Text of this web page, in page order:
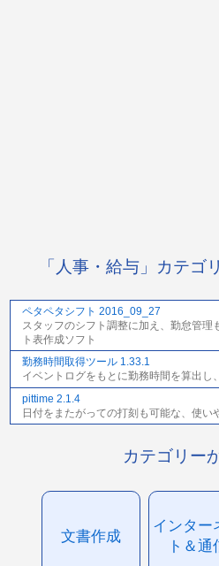
「人事・給与」カテゴ
ペタペタシフト 2016_09_27
スタッフのシフト調整に加え、勤怠管理
ト表作成ソフト
勤務時間取得ツール 1.33.1
イベントログをもとに勤務時間を算出し
pittime 2.1.4
日付をまたがっての打刻も可能な、使い
カテゴリー
文書作成
インター
ト＆通